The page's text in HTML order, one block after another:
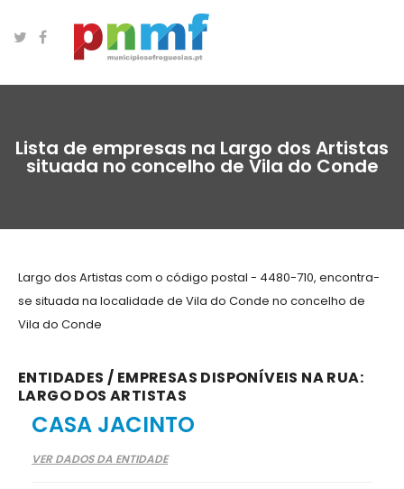
Lista de empresas na Largo dos Artistas
situada no concelho de Vila do Conde
Largo dos Artistas com o código postal - 4480-710, encontra-
se situada na localidade de Vila do Conde no concelho de
Vila do Conde
ENTIDADES / EMPRESAS DISPONÍVEIS NA RUA:
LARGO DOS ARTISTAS
CASA JACINTO
VER DADOS DA ENTIDADE